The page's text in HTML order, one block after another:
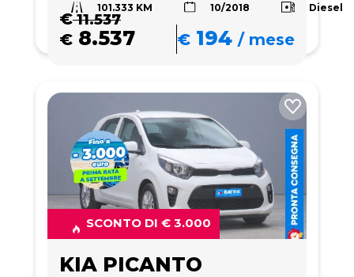
101.333 KM 10/2018 Diesel
€11.537
€ 8.537 € 194 /mese
SCONTO DI € 3.000
KIA PICANTO